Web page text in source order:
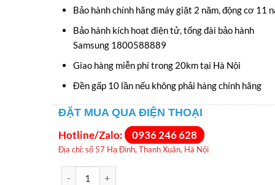
Bảo hành chính hãng máy giặt 2 năm, động cơ 11
Bảo hành kích hoạt điện tử, tổng đài bảo hành
Samsung 1800588889
Giao hàng miễn phí trong 20km tại Hà Nội
Đền gấp 10 lần nếu không phải hàng chính hãng
ĐẶT MUA QUA ĐIỆN THOẠI
Hotline/Zalo: 0936 246 628
Địa chỉ: số 57 Hạ Đình, Thanh Xuân, Hà Nội